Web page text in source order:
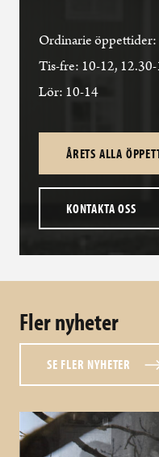
Ordinarie öppettider:
Tis-fre: 10-12,
Lör: 10-14
ÅRETS ALLA
KONTAKTA OSS
Fler nyheter
SE FLER NYHETER